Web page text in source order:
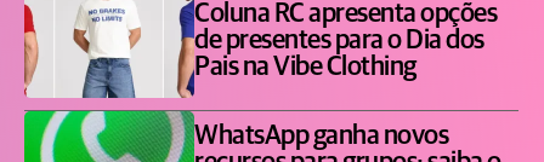
Coluna RC apresenta opções
de presentes para o Dia dos
Pais na Vibe Clothing
WhatsApp ganha novos